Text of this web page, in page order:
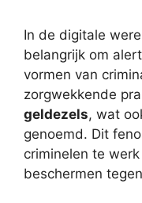
In de digitale
belangrijk om
vormen van
zorgwekkende
geldezels, wat
genoemd. Dit
criminelen te
beschermen